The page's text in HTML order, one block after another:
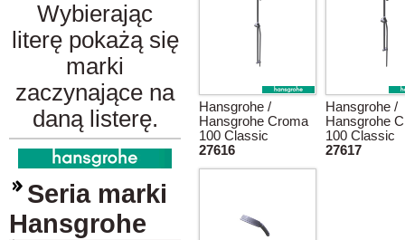
Wybierając
literę pokażą się
marki
zaczynające na
daną listerę.
Seria marki
Hansgrohe
Hansgrohe /
Hansgrohe Croma
100 Classic
27616
Hansgrohe /
Hansgrohe
100 Classic
27617